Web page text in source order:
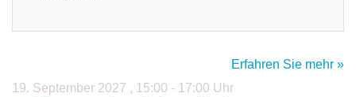
Erfahren Sie mehr »
19. September 2027 , 15:00 - 17:00 Uhr